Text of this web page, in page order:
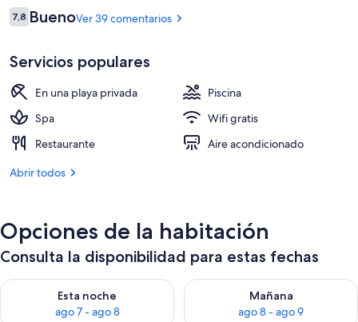
Bar de deportes
Comentarios
7,87,8 de 10
BuenoVer 39 comentarios
Servicios populares
En una playa privada
Piscina
Spa
Wifi gratis
Restaurante
Aire acondicionado
Abrir todos
Opciones de la habitación
Consulta la disponibilidad para estas fechas
Esta noche
ago 7 - ago 8
Consulta la disponibilidad para esta noche, ago 7 - ago 8
Mañana
ago 8 - ago 9
Consulta la disponibilidad